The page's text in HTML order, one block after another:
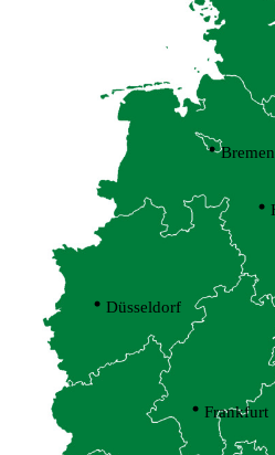
Bremen
Düsseldorf
Frankfurt